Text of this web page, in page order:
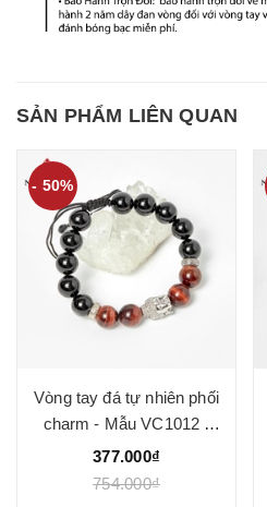
SẢN PHẨM LIÊN QUAN
- 50%
Vòng tay đá tự nhiên phối
charm - Mẫu VC1012 -
Ngọc Quý
377.000₫
754.000₫